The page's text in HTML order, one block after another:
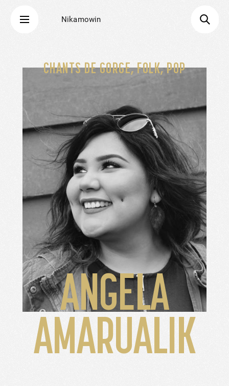
Nikamowin
CHANTS DE GORGE, FOLK, POP
ANGELA
AMARUALIK